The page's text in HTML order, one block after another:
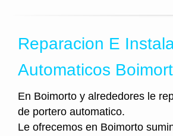
Reparacion E
Automaticos
En Boimorto y alrededores le
de portero automatico.
Le ofrecemos en Boimorto